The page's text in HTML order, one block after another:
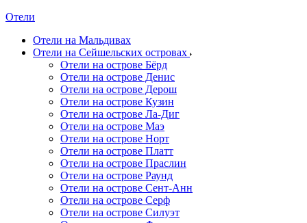
Отели
Отели на Мальдивах
Отели на Сейшельских островах
Отели на острове Бёрд
Отели на острове Денис
Отели на острове Дерош
Отели на острове Кузин
Отели на острове Ла-Диг
Отели на острове Маэ
Отели на острове Норт
Отели на острове Платт
Отели на острове Праслин
Отели на острове Раунд
Отели на острове Сент-Анн
Отели на острове Серф
Отели на острове Силуэт